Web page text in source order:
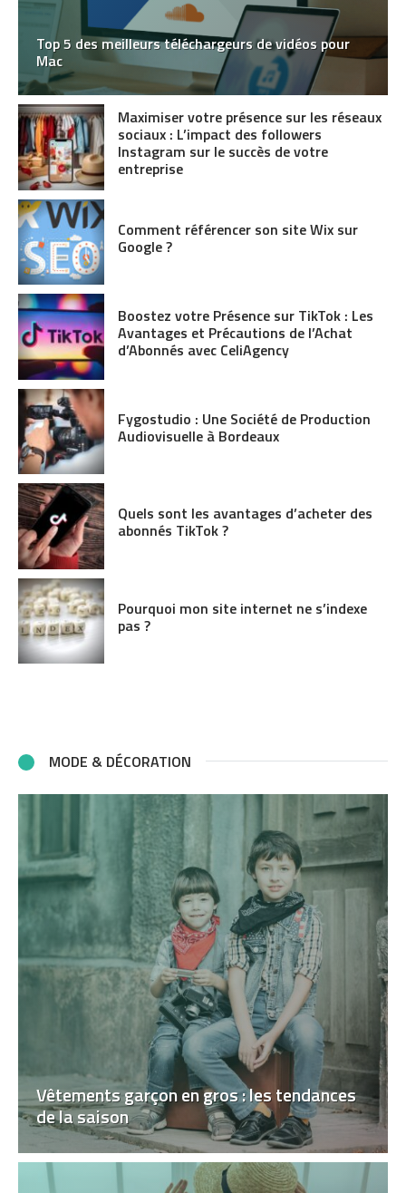
Top 5 des meilleurs téléchargeurs de vidéos pour
Mac
Maximiser votre présence sur les réseaux
sociaux : L’impact des followers
Instagram sur le succès de votre
entreprise
Comment référencer son site Wix sur
Google ?
Boostez votre Présence sur TikTok : Les
Avantages et Précautions de l’Achat
d’Abonnés avec CeliAgency
Fygostudio : Une Société de Production
Audiovisuelle à Bordeaux
Quels sont les avantages d’acheter des
abonnés TikTok ?
Pourquoi mon site internet ne s’indexe
pas ?
MODE & DÉCORATION
Vêtements garçon en gros : les tendances
de la saison